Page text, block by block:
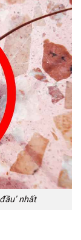
nhất